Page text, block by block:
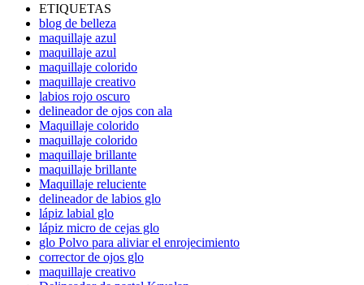
ETIQUETAS
blog de belleza
maquillaje azul
maquillaje azul
maquillaje colorido
maquillaje creativo
labios rojo oscuro
delineador de ojos con ala
Maquillaje colorido
maquillaje colorido
maquillaje brillante
maquillaje brillante
Maquillaje reluciente
delineador de labios glo
lápiz labial glo
lápiz micro de cejas glo
glo Polvo para aliviar el enrojecimiento
corrector de ojos glo
maquillaje creativo